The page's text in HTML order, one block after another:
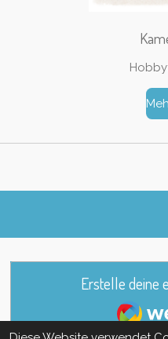
Erstelle deine
Webador